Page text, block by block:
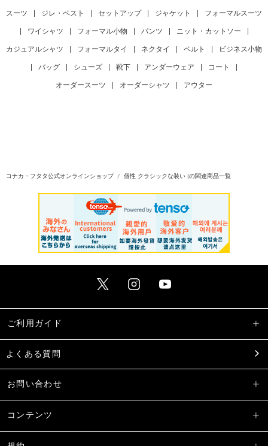
スーツ ジレ・ベスト セットアップ ジャケット フォーマルスーツ
ワイシャツ フォーマル小物 パンツ ニット・カットソー
カジュアルシャツ フォーマルタイ ネクタイ ベルト ビジネス小物
バッグ シューズ 靴下 アンダーウェア コート
オーダースーツ オーダーシャツ アウター
コナカ・フタタ公式オンラインショップ 個性 クラシックな装い |の関連商品一覧
ご利用ガイド
よくある質問
お問い合わせ
コンテンツ